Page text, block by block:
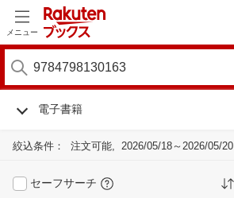
メニュー
電子書籍
絞込条件： 注文可能 2026/05/18～2026/05/20
セーフサーチ